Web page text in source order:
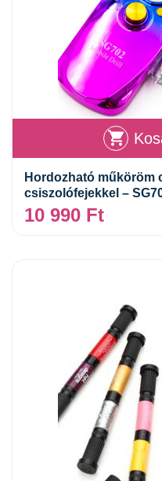
Hordozható műköröm
csiszolófejekkel –
10 990 Ft